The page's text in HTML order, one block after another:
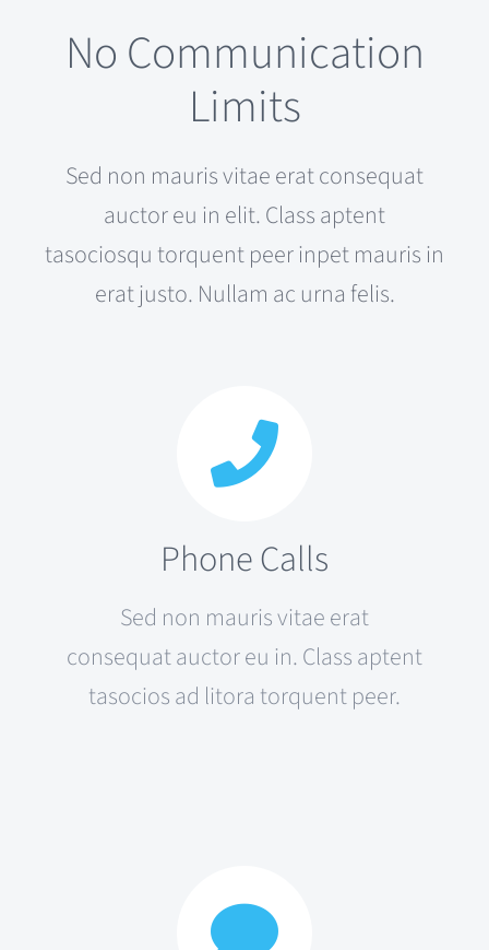
No Communication
Limits
Sed non mauris vitae erat consequat
auctor eu in elit. Class aptent
tasociosqu torquent peer inpet mauris in
erat justo. Nullam ac urna felis.
Phone Calls
Sed non mauris vitae erat
consequat auctor eu in. Class aptent
tasocios ad litora torquent peer.